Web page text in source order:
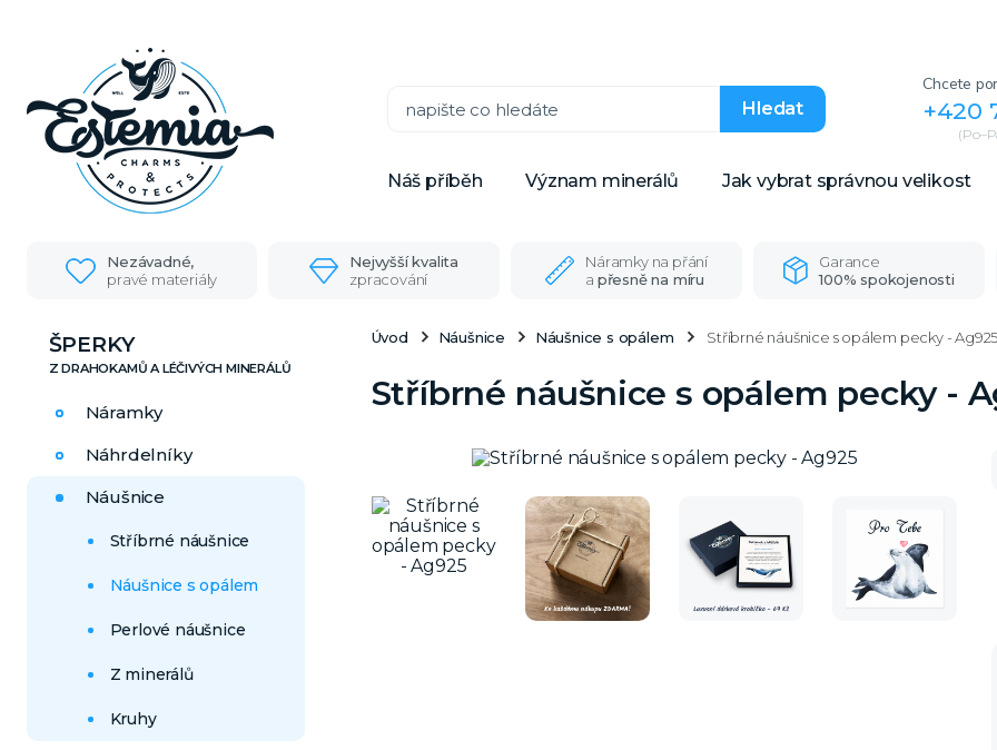
Náš příběh Význam minerálů Jak vybrat správnou velikost
Hledat
Chcete
+420
Nezávadné,
pravé materiály
Nejvyšší kvalita
zpracování
Náramky na přání
a přesně na míru
Garance
100% spokojenosti
ŠPERKY
Náramky
Náhrdelníky
Náušnice
Stříbrné náušnice
Náušnice s opálem
Perlové náušnice
Z minerálů
Kruhy
Úvod Náušnice Náušnice s opálem Stříbrné náušnice s opálem pecky - Ag925
Stříbrné náušnice s opálem pecky -